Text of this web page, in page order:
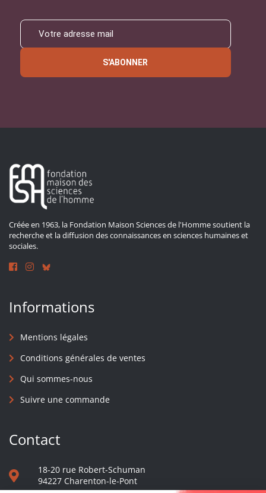
S'ABONNER
Créée en 1963, la Fondation Maison Sciences de l'Homme soutient la
recherche et la diffusion des connaissances en sciences humaines et
sociales.
Informations
Mentions légales
Conditions générales de ventes
Qui sommes-nous
Suivre une commande
Contact
18-20 rue Robert-Schuman
94227 Charenton-le-Pont